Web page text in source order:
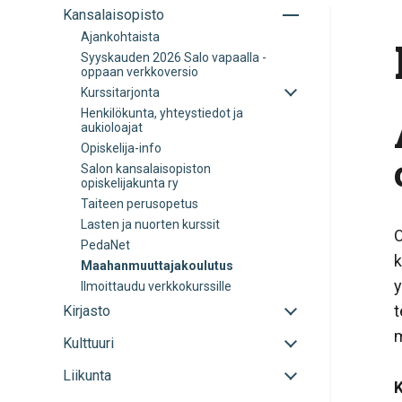
Kansalaisopisto
Avaa
Ajankohtaista
Syyskauden 2026 Salo vapaalla -
oppaan verkkoversio
Kurssitarjonta
Avaa
Henkilökunta, yhteystiedot ja
aukioloajat
Opiskelija-info
Salon kansalaisopiston
opiskelijakunta ry
Taiteen perusopetus
Lasten ja nuorten kurssit
PedaNet
Maahanmuuttajakoulutus
Ilmoittaudu verkkokurssille
Kirjasto
Avaa
sulje
Kulttuuri
Avaa
sulje
Liikunta
Avaa